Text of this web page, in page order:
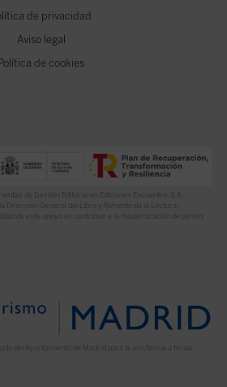
de privacidad
Aviso legal
Política de cookies
de Gestión Editorial en Ediciones Encuentro, S.A.
Dirección General del Libro y Fomento de la Lectura,
de este apoyo es contribuir a la modernización de pymes
del Ayuntamiento de Madrid para la asistencia a ferias